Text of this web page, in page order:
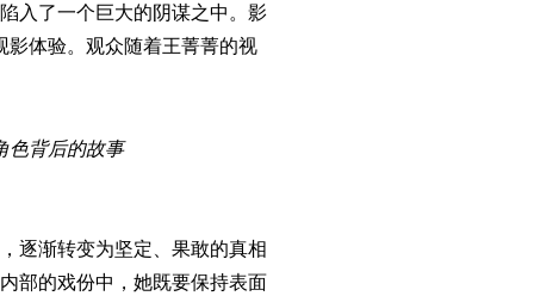
入了一个巨大的阴谋之中。影
影体验。观众随着王菁菁的视
色背后的故事
逐渐转变为坚定、果敢的真相
部的戏份中，她既要保持表面